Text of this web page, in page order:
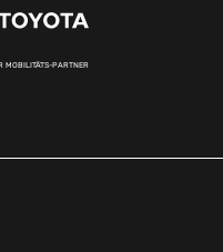
MOBILITÄTS-PARTNER